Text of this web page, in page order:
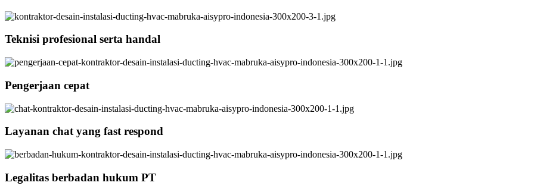
Teknisi profesional serta handal
Pengerjaan cepat
Layanan chat yang fast respond
Legalitas berbadan hukum PT